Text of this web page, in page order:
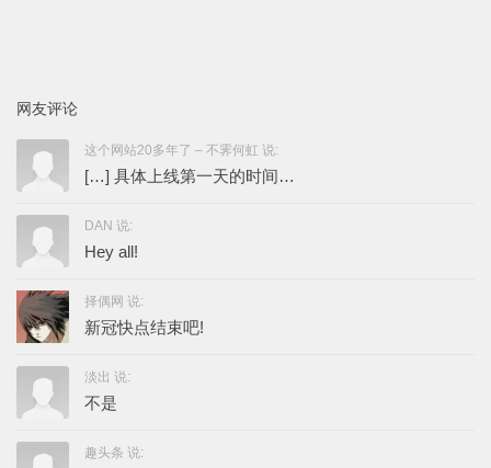
网友评论
这个网站20多年了 – 不霁何虹 说:
[…] 具体上线第一天的时间…
DAN 说:
Hey all!
择偶网 说:
新冠快点结束吧!
淡出 说:
不是
趣头条 说: